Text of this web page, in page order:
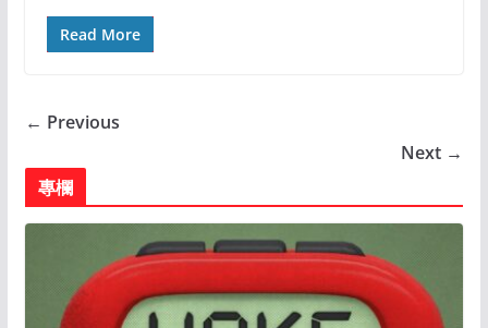
Read More
← Previous
Next →
專欄